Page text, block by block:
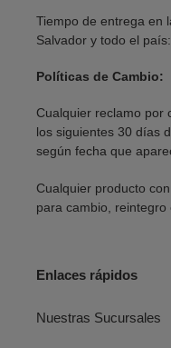
Tiempo de entrega en
Salvador y todo el
Políticas de Cambio:
Cualquier reclamo por
los siguientes 30 días
según fecha que
Cualquier producto
para cambio, reintegro
Enlaces rápidos
Nuestras Sucursales